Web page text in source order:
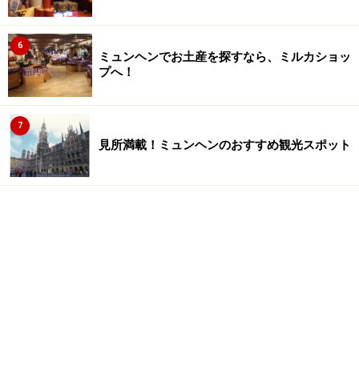
6
ミュンヘンでお土産を探すなら、ミルカショッ
プへ！
7
見所満載！ミュンヘンのおすすめ観光スポット